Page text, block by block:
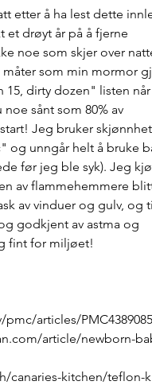
etter å ha lest dette
et drøyt år på å fjerne
noe som skjer over
måter som min mormor
15, dirty dozen" listen
sånt som 80% av
Jeg bruker
og unngår helt å bruke
før jeg ble syk). Jeg
av flammehemmere
av vinduer og gulv, og
godkjent av astma og
fint for miljøet!
articles/
article/newborn-
canaries-kitchen/teflon-